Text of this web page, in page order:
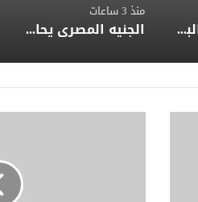
انخفاض معدل البطالة في مصر إلى 5.8% وارتفاع عدد المشتغلين إلى 33.6 مليون فرد
منذ 3 ساعات
الجنيه المصري يحافظ على مكاسبه أمام الدولار وسط تحسن تدفقات النقد الأجنبي